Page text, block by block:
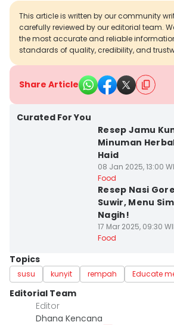
This article is written by our community
carefully reviewed by our editorial team.
the most accurate and reliable
standards of quality, credibility, and
Share Article
Curated For You
Resep Jamu
Minuman
Haid
08 Jan 2025, 13:00
Food
Resep Nasi
Suwir, Menu
Nagih!
17 Mar 2025, 09:30
Food
Topics
susu kunyit rempah Educate
Editorial Team
Editor
Dhana Kencana